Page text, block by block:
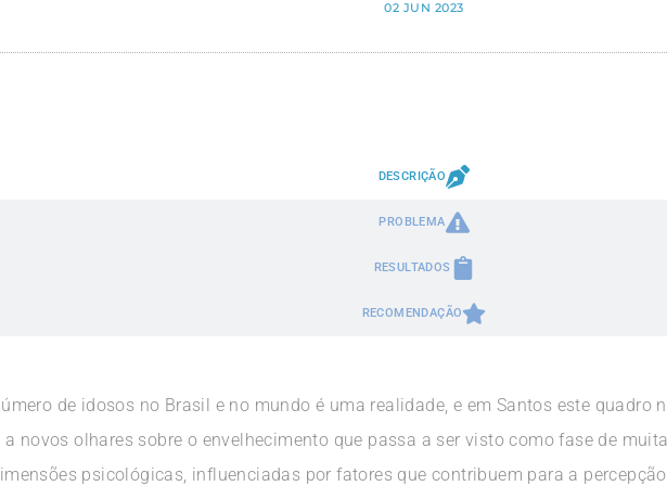
02 JUN 2023
DESCRIÇÃO
PROBLEMA
RESULTADOS
RECOMENDAÇÃO
de idosos no Brasil e no mundo é uma realidade, e em Santos este quadro
novos olhares sobre o envelhecimento que passa a ser visto como fase de
psicológicas, influenciadas por fatores que contribuem para a